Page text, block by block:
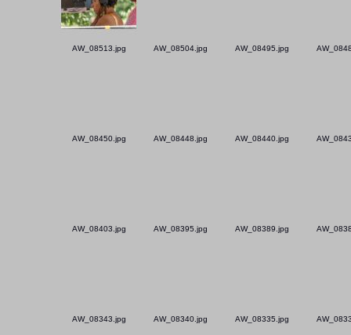
AW_08513.jpg AW_08504.jpg AW_08495.jpg
AW_08450.jpg AW_08448.jpg AW_08440.jpg
AW_08403.jpg AW_08395.jpg AW_08389.jpg
AW_08343.jpg AW_08340.jpg AW_08335.jpg